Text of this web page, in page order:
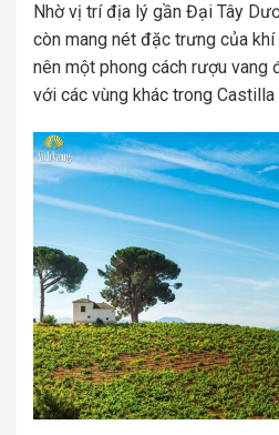
Nhờ vị trí địa lý gần Đại Tây
còn mang nét đặc trưng của
nên một phong cách rượu vang
với các vùng khác trong Castilla